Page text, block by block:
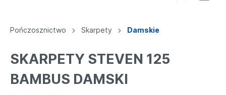
Pończosznictwo Skarpety Damskie
SKARPETY STEVEN 125
BAMBUS DAMSKI